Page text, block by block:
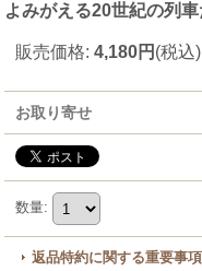
よみがえる20世紀の列
販売価格: 4,180円 (税込)
お取り寄せ
数量:
返品特約に関する重要事項